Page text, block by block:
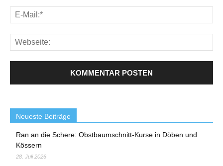
Neueste Beiträge
Ran an die Schere: Obstbaumschnitt-Kurse in Döben und
Kössern
28. Juli 2026